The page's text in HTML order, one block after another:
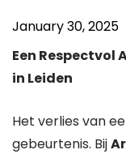
January 30, 2025
Een
in Leiden
Het verlies van
gebeurtenis. Bij